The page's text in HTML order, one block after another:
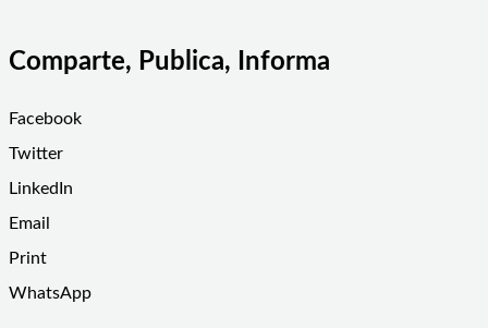
Comparte, Publica, Informa
Facebook
Twitter
LinkedIn
Email
Print
WhatsApp